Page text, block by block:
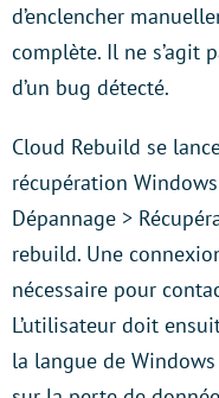
d’enclencher
complète. Il ne s’agit
d’un bug détecté.
Cloud Rebuild se
récupération
Dépannage >
rebuild. Une
nécessaire pour
L’utilisateur doit
la langue de